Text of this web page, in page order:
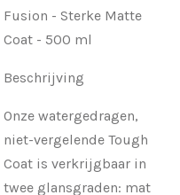
Fusion - Sterke Matte
Coat - 500 ml
Beschrijving
Onze watergedragen,
niet-vergelende Tough
Coat is verkrijgbaar in
twee glansgraden: mat